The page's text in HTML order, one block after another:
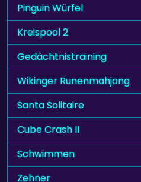
Pinguin Würfel
Kreispool 2
Gedächtnistraining
Wikinger Runenmahjong
Santa Solitaire
Cube Crash II
Schwimmen
Zehner